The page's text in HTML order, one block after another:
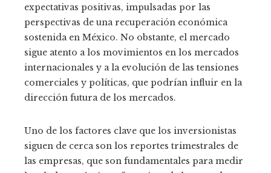
expectativas positivas, impulsadas por las
perspectivas de una recuperación económica
sostenida en México. No obstante, el mercado
sigue atento a los movimientos en los mercados
internacionales y a la evolución de las tensiones
comerciales y políticas, que podrían influir en la
dirección futura de los mercados.
Uno de los factores clave que los inversionistas
siguen de cerca son los reportes trimestrales de
las empresas, que son fundamentales para medir